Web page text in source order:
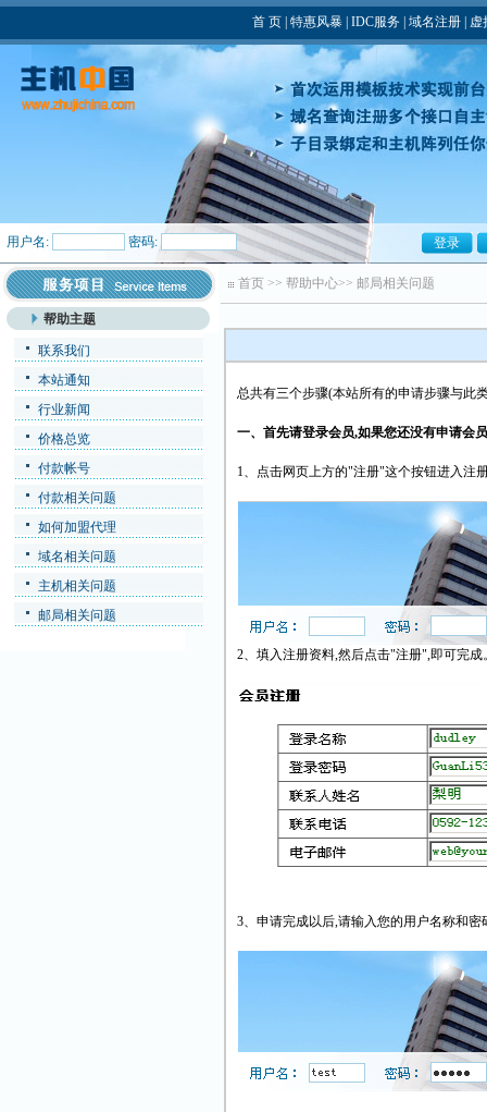
首 页 特惠风暴 IDC服务 域名注册 虚
用户名: 密码:
帮助主题
联系我们
本站通知
行业新闻
价格总览
付款帐号
付款相关问题
如何加盟代理
域名相关问题
主机相关问题
邮局相关问题
首页 >> 帮助中心>> 邮局相关问题
总共有三个步骤(本站所有的申请步骤与此
一、首先请登录会员,如果您还没有申请会
1、点击网页上方的"注册"这个按钮进入注
2、填入注册资料,然后点击"注册",即可完成
3、申请完成以后,请输入您的用户名称和密